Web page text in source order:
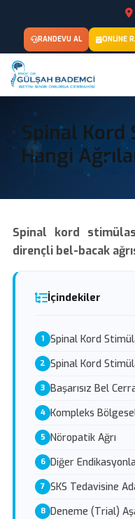
RANDEVU AL ONLINE
Spinal
Hangi
Spinal kord
dirençli bel-bacak
İçindekiler
Spinal Kord
Spinal Kord
Başarısız Bel
Kompleks
Nöropatik Ağrı
Diğer
SKS Tedavisine
Deneme (Trial)